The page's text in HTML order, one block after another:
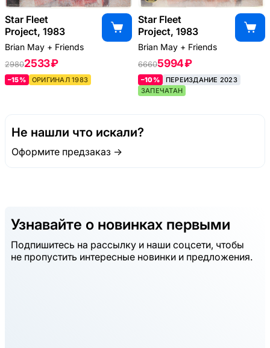
Star Fleet
Project, 1983
Brian May + Friends
29802533 ₽
–15% ОРИГИНАЛ 1983
Star Fleet
Project, 1983
Brian May + Friends
66605994 ₽
–10%
ПЕРЕИЗДАНИЕ 2023
ЗАПЕЧАТАН
Не нашли что искали?
Оформите предзаказ →
Узнавайте о новинках первыми
Подпишитесь на рассылку и наши соцсети, чтобы
не пропустить интересные новинки и предложения.